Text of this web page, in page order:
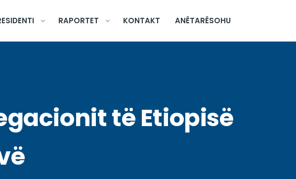
RAPORTET KONTAKT ANËTARËSOHU
të Etiopisë